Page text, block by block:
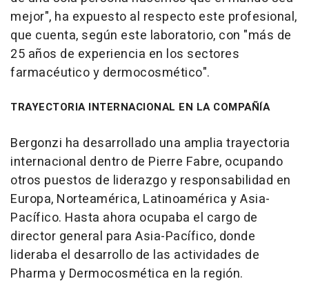
mejor", ha expuesto al respecto este profesional,
que cuenta, según este laboratorio, con "más de
25 años de experiencia en los sectores
farmacéutico y dermocosmético".
TRAYECTORIA INTERNACIONAL EN LA COMPAÑÍA
Bergonzi ha desarrollado una amplia trayectoria
internacional dentro de Pierre Fabre, ocupando
otros puestos de liderazgo y responsabilidad en
Europa, Norteamérica, Latinoamérica y Asia-
Pacífico. Hasta ahora ocupaba el cargo de
director general para Asia-Pacífico, donde
lideraba el desarrollo de las actividades de
Pharma y Dermocosmética en la región.